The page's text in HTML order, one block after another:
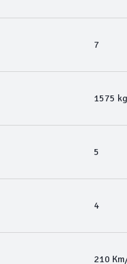
7
1575 kg
5
4
210